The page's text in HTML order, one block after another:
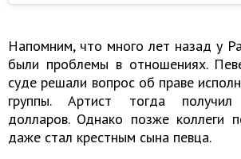
Напомним, что много лет назад у
были проблемы в отношениях.
суде решали вопрос об праве
группы. Артист тогда
долларов. Однако позже коллеги
даже стал крестным сына певца.